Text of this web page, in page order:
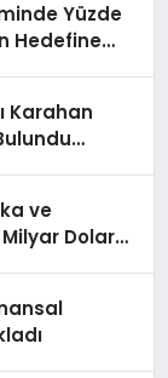
Yüzde
Hedefine
Karahan
ve
Dolara